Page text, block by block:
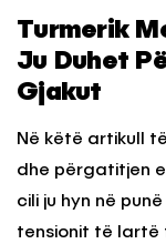
Turmerik
Ju Duhet
Gjakut
Në këtë artikull
dhe përgatitjen
cili ju hyn në
tensionit të lartë